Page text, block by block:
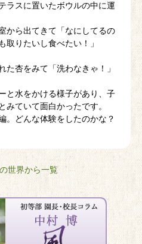
ラスに置いたボウルの中に運
から出てきて「なにしてるの
取りたいし食べたい！」
た杏をみて「洗わなきゃ！」
と水をかける様子があり、子
みていて面白かったです。
。どんな体験をしたのかな？
世界から一覧